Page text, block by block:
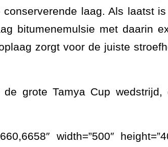
laag. Als laatst
bitumenemulsie met daarin
zorgt voor de juiste
grote Tamya Cup wedstrijd,
width=”500″